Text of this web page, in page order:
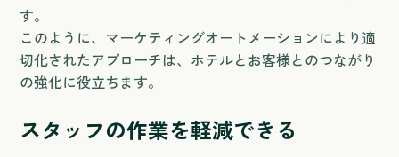
す。
このように、マーケティングオートメーションにより適
切化されたアプローチは、ホテルとお客様とのつながり
の強化に役立ちます。
スタッフの作業を軽減できる